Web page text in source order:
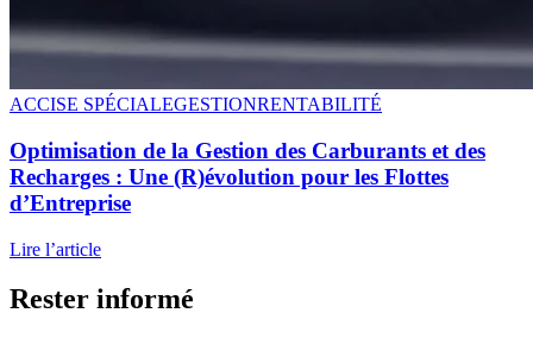
ACCISE SPÉCIALEGESTIONRENTABILITÉ
Optimisation de la Gestion des Carburants et des
Recharges : Une (R)évolution pour les Flottes
d’Entreprise
Lire l’article
Rester informé